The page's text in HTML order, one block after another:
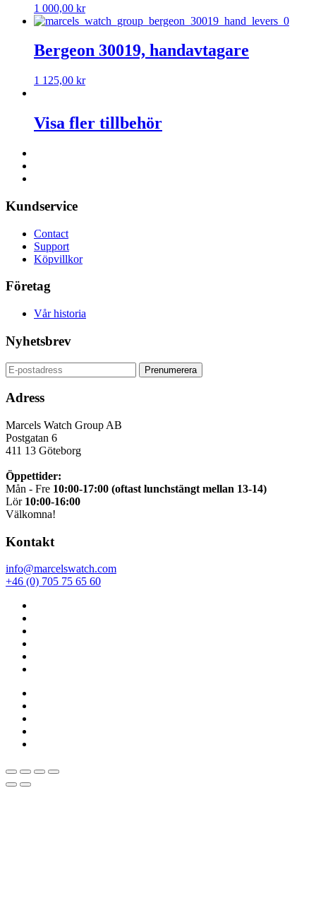
1 000,00 kr
Bergeon 30019, handavtagare
1 125,00 kr
Visa fler tillbehör
Kundservice
Contact
Support
Köpvillkor
Företag
Vår historia
Nyhetsbrev
Adress
Marcels Watch Group AB
Postgatan 6
411 13 Göteborg
Öppettider:
Mån - Fre 10:00-17:00 (oftast lunchstängt mellan 13-14)
Lör 10:00-16:00
Välkomna!
Kontakt
info@marcelswatch.com
+46 (0) 705 75 65 60